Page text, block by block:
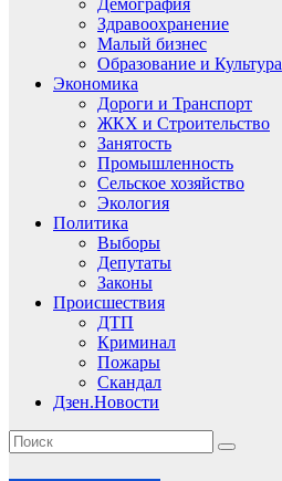
Демография
Здравоохранение
Малый бизнес
Образование и Культура
Экономика
Дороги и Транспорт
ЖКХ и Строительство
Занятость
Промышленность
Сельское хозяйство
Экология
Политика
Выборы
Депутаты
Законы
Происшествия
ДТП
Криминал
Пожары
Скандал
Дзен.Новости